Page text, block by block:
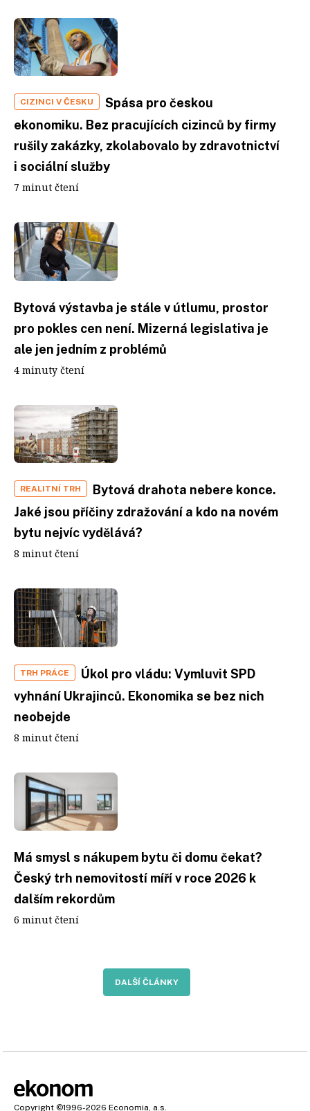
CIZINCI V ČESKU
Spása pro českou
ekonomiku. Bez pracujících cizinců by firmy
rušily zakázky, zkolabovalo by zdravotnictví
i sociální služby
7 minut čtení
Bytová výstavba je stále v útlumu, prostor
pro pokles cen není. Mizerná legislativa je
ale jen jedním z problémů
4 minuty čtení
REALITNÍ TRH
Bytová drahota nebere konce.
Jaké jsou příčiny zdražování a kdo na novém
bytu nejvíc vydělává?
8 minut čtení
TRH PRÁCE
Úkol pro vládu: Vymluvit SPD
vyhnání Ukrajinců. Ekonomika se bez nich
neobejde
8 minut čtení
Má smysl s nákupem bytu či domu čekat?
Český trh nemovitostí míří v roce 2026 k
dalším rekordům
6 minut čtení
DALŠÍ ČLÁNKY
Copyright ©1996-2026 Economia, a.s.